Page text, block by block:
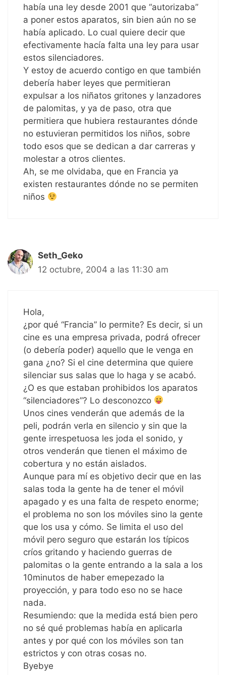
había una ley desde 2001 que “autorizaba”
a poner estos aparatos, sin bien aún no se
había aplicado. Lo cual quiere decir que
efectivamente hacía falta una ley para usar
estos silenciadores.
Y estoy de acuerdo contigo en que también
debería haber leyes que permitieran
expulsar a los niñatos gritones y lanzadores
de palomitas, y ya de paso, otra que
permitiera que hubiera restaurantes dónde
no estuvieran permitidos los niños, sobre
todo esos que se dedican a dar carreras y
molestar a otros clientes.
Ah, se me olvidaba, que en Francia ya
existen restaurantes dónde no se permiten
niños
Seth_Geko
12 octubre, 2004 a las 11:30 am
Hola,
¿por qué “Francia” lo permite? Es decir, si un
cine es una empresa privada, podrá ofrecer
(o debería poder) aquello que le venga en
gana ¿no? Si el cine determina que quiere
silenciar sus salas que lo haga y se acabó.
¿O es que estaban prohibidos los aparatos
“silenciadores”? Lo desconozco
Unos cines venderán que además de la
peli, podrán verla en silencio y sin que la
gente irrespetuosa les joda el sonido, y
otros venderán que tienen el máximo de
cobertura y no están aislados.
Aunque para mí es objetivo decir que en las
salas toda la gente ha de tener el móvil
apagado y es una falta de respeto enorme;
el problema no son los móviles sino la gente
que los usa y cómo. Se limita el uso del
móvil pero seguro que estarán los típicos
críos gritando y haciendo guerras de
palomitas o la gente entrando a la sala a los
10minutos de haber emepezado la
proyección, y para todo eso no se hace
nada.
Resumiendo: que la medida está bien pero
no sé qué problemas había en aplicarla
antes y por qué con los móviles son tan
estrictos y con otras cosas no.
Byebye